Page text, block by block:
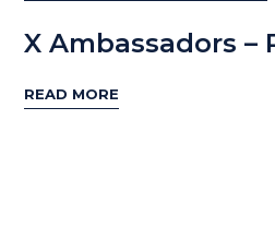
X Ambassadors –
READ MORE